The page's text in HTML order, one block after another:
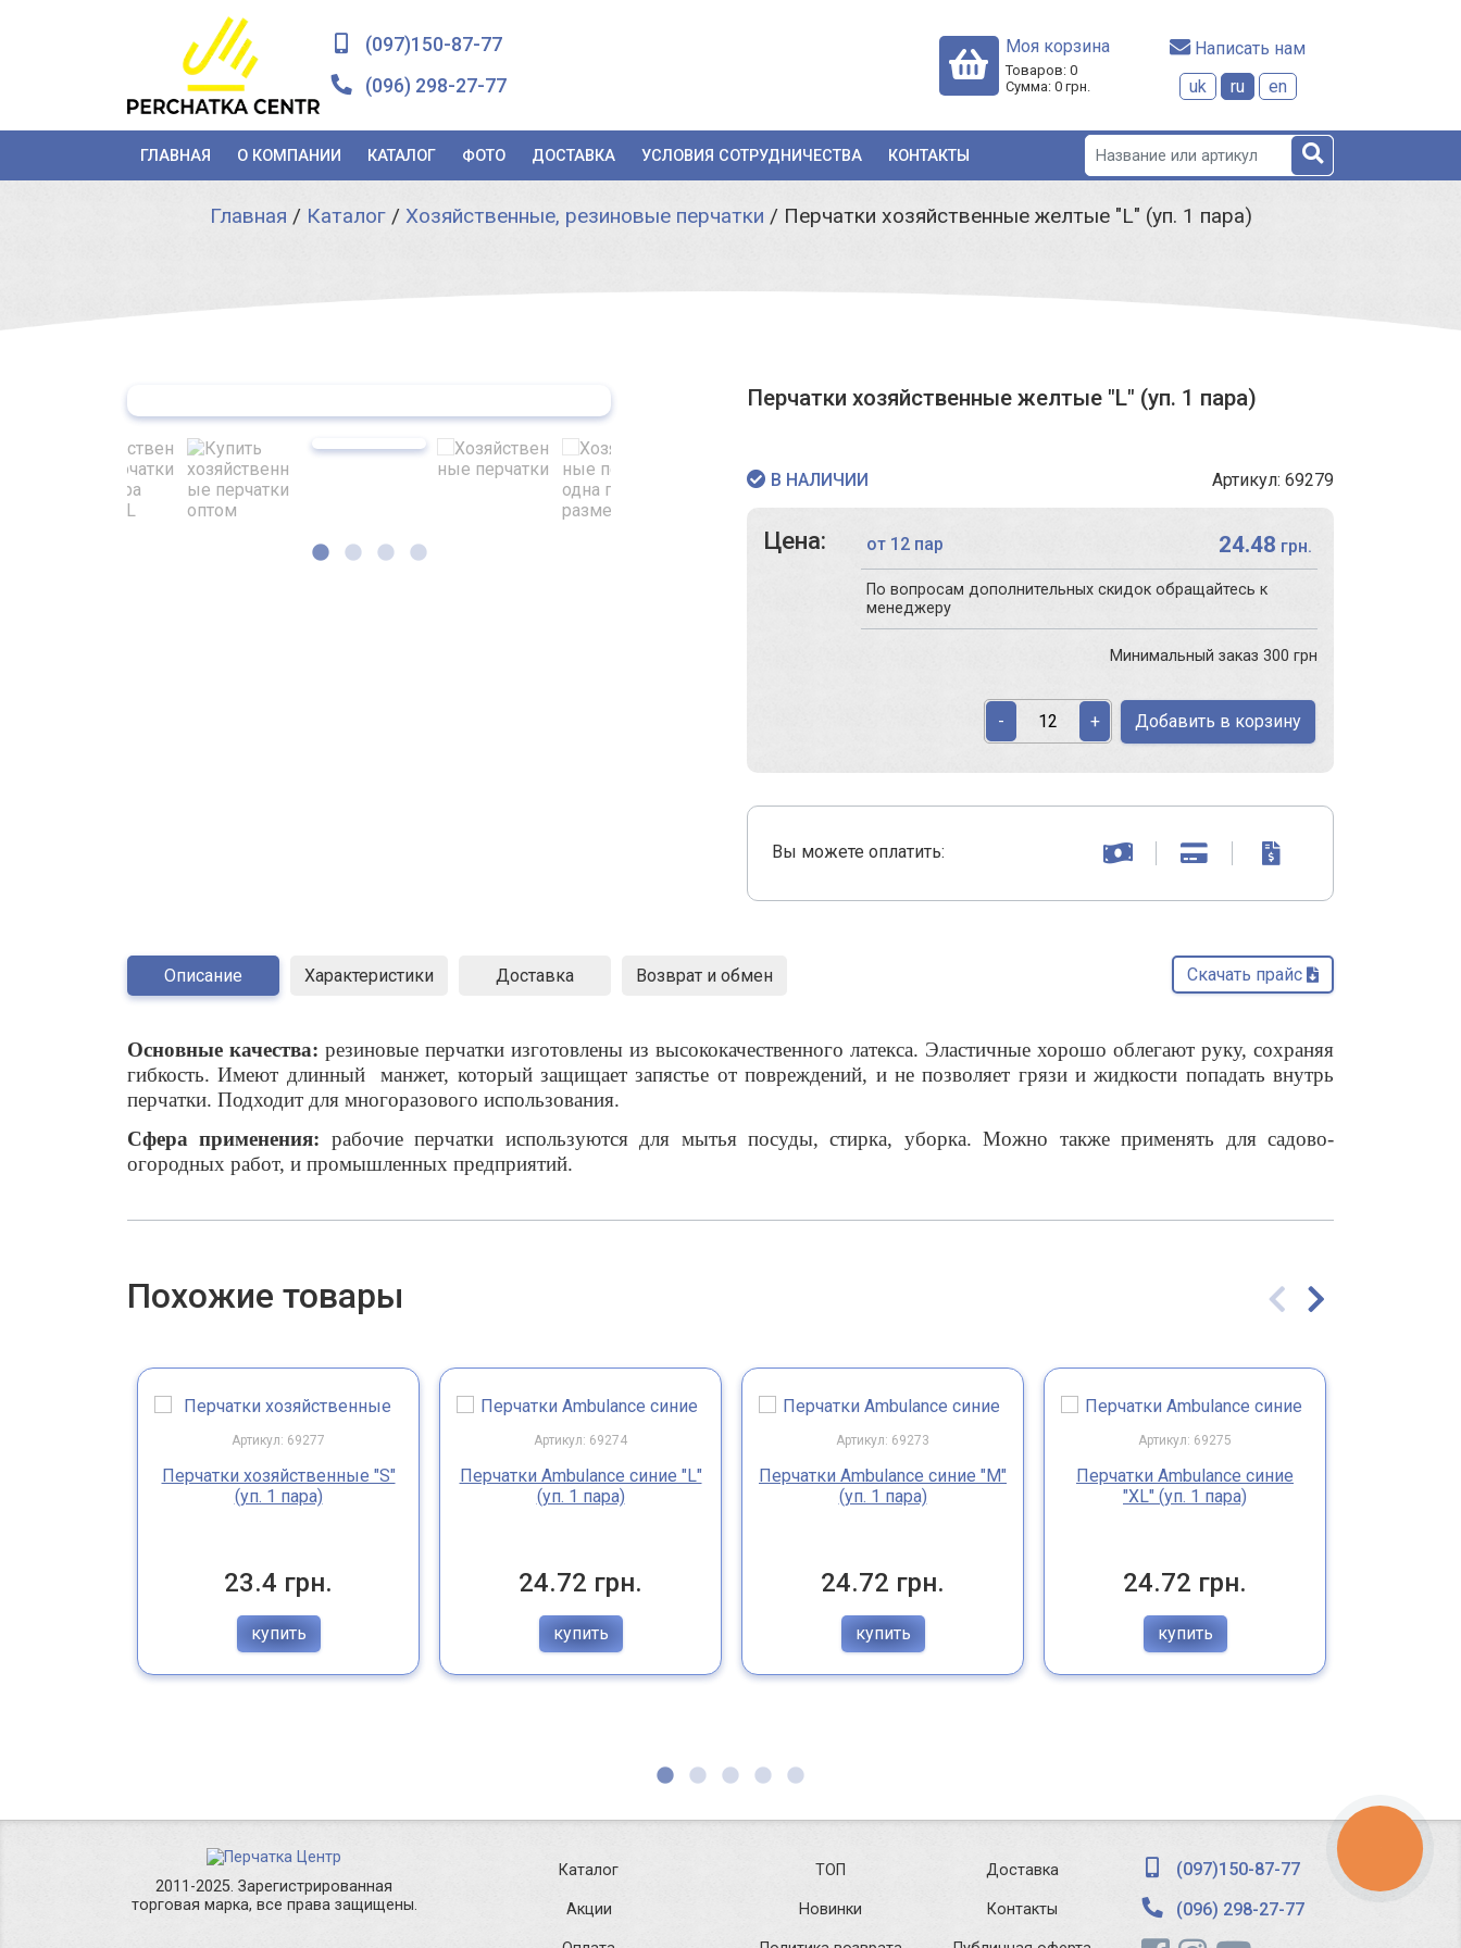
(097)150-87-77
(096) 298-27-77
Моя корзина
Товаров: 0
Сумма: 0грн.
Написать нам
uk
ru en
ГЛАВНАЯ О КОМПАНИИ КАТАЛОГ ФОТО ДОСТАВКА УСЛОВИЯ СОТРУДНИЧЕСТВА КОНТАКТЫ
Главная / Каталог/ Хозяйственные, резиновые перчатки / Перчатки хозяйственные желтые "L" (уп. 1 пара)
Перчатки хозяйственные желтые "L" (уп. 1 пара)
В НАЛИЧИИ Артикул: 69279
Цена: от 12 пар 24.48 грн.
По вопросам дополнительных скидок обращайтесь к
менеджеру
Минимальный заказ 300 грн
- + Добавить в корзину
Вы можете оплатить:
Описание Характеристики Доставка Возврат и обмен Скачать прайс
Основные качества: резиновые перчатки изготовлены из высококачественного латекса. Эластичные хорошо облегают руку, сохраняя
гибкость. Имеют длинный манжет, который защищает запястье от повреждений, и не позволяет грязи и жидкости попадать внутрь
перчатки. Подходит для многоразового использования.
Сфера применения: рабочие перчатки используются для мытья посуды, стирка, уборка. Можно также применять для садово-
огородных работ, и промышленных предприятий.
Похожие товары
Артикул: 69277
Перчатки хозяйственные "S"
(уп. 1 пара)
23.4 грн.
купить
Артикул: 69274
Перчатки Ambulance синие "L"
(уп. 1 пара)
24.72 грн.
купить
Артикул: 69273
Перчатки Ambulance синие "M"
(уп. 1 пара)
24.72 грн.
купить
Артикул: 69275
Перчатки Ambulance синие
"XL" (уп. 1 пара)
24.72 грн.
купить
2011-2025. Зарегистрированная
торговая марка, все права защищены.
Каталог
Акции
ТОП
Новинки
Доставка
Контакты
(097)150-87-77
(096) 298-27-77